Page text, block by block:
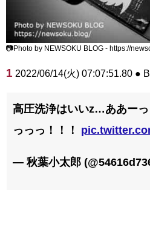
📷Photo by NEWSOKU BLOG - https://
1 2022/06/14(火) 07:07:51.80 ●
高圧洗浄はいいz…ああー
っっっ！！！
— 秋葉小太郎